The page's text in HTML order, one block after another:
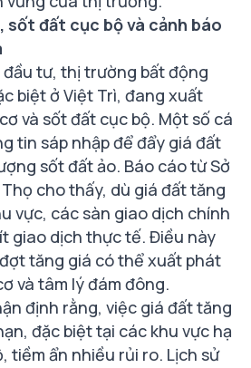
sốt đất cục bộ và cảnh báo
đầu tư, thị trường bất động
biệt ở Việt Trì, đang xuất
và sốt đất cục bộ. Một số cá
tin sáp nhập để đẩy giá đất
sốt đất ảo. Báo cáo từ Sở
cho thấy, dù giá đất tăng
vực, các sàn giao dịch chính
giao dịch thực tế. Điều này
tăng giá có thể xuất phát
và tâm lý đám đông.
định rằng, việc giá đất tăng
đặc biệt tại các khu vực hạ
tiềm ẩn nhiều rủi ro. Lịch sử